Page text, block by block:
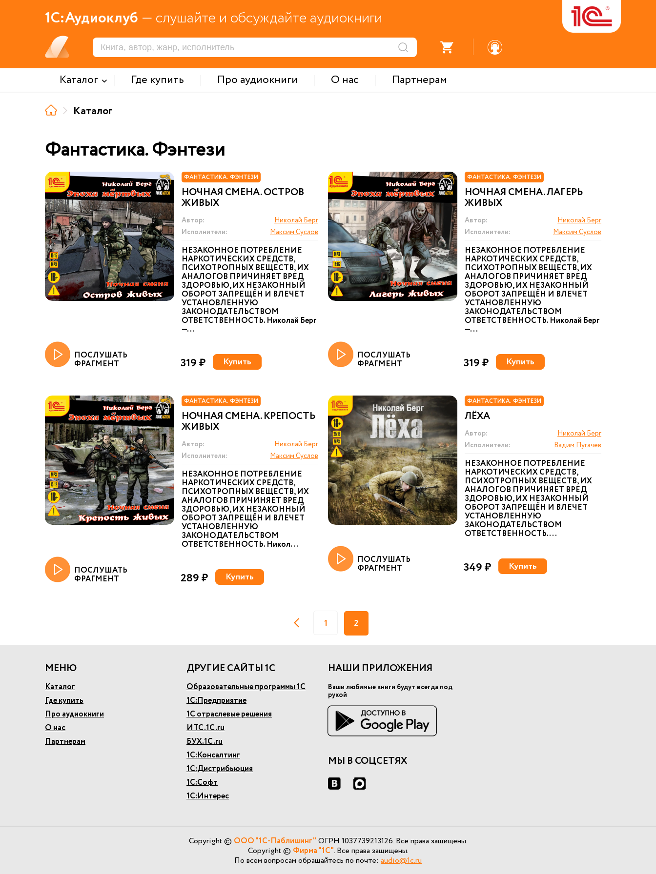
1С:Аудиоклуб — слушайте и обсуждайте аудиокниги
Каталог Где купить Про аудиокниги О нас
Партнерам
Каталог
Фантастика. Фэнтези
ФАНТАСТИКА. ФЭНТЕЗИ
НОЧНАЯ СМЕНА. ОСТРОВ
ЖИВЫХ
Автор:
Николай Берг
Исполнители:
Максим Суслов
НЕЗАКОННОЕ ПОТРЕБЛЕНИЕ
НАРКОТИЧЕСКИХ СРЕДСТВ,
ПСИХОТРОПНЫХ ВЕЩЕСТВ, ИХ
АНАЛОГОВ ПРИЧИНЯЕТ ВРЕД
ЗДОРОВЬЮ, ИХ НЕЗАКОННЫЙ
ОБОРОТ ЗАПРЕЩЁН И ВЛЕЧЕТ
УСТАНОВЛЕННУЮ
ЗАКОНОДАТЕЛЬСТВОМ
ОТВЕТСТВЕННОСТЬ. Николай Берг
—...
ПОСЛУШАТЬ
ФРАГМЕНТ 319 ₽ Купить
ФАНТАСТИКА. ФЭНТЕЗИ
НОЧНАЯ СМЕНА. ЛАГЕРЬ
ЖИВЫХ
Автор:
Николай Берг
Исполнители:
Максим Суслов
НЕЗАКОННОЕ ПОТРЕБЛЕНИЕ
НАРКОТИЧЕСКИХ СРЕДСТВ,
ПСИХОТРОПНЫХ ВЕЩЕСТВ, ИХ
АНАЛОГОВ ПРИЧИНЯЕТ ВРЕД
ЗДОРОВЬЮ, ИХ НЕЗАКОННЫЙ
ОБОРОТ ЗАПРЕЩЁН И ВЛЕЧЕТ
УСТАНОВЛЕННУЮ
ЗАКОНОДАТЕЛЬСТВОМ
ОТВЕТСТВЕННОСТЬ. Николай Берг
—...
ПОСЛУШАТЬ
ФРАГМЕНТ 319 ₽ Купить
ФАНТАСТИКА. ФЭНТЕЗИ
НОЧНАЯ СМЕНА. КРЕПОСТЬ
ЖИВЫХ
Автор:
Николай Берг
Исполнители:
Максим Суслов
НЕЗАКОННОЕ ПОТРЕБЛЕНИЕ
НАРКОТИЧЕСКИХ СРЕДСТВ,
ПСИХОТРОПНЫХ ВЕЩЕСТВ, ИХ
АНАЛОГОВ ПРИЧИНЯЕТ ВРЕД
ЗДОРОВЬЮ, ИХ НЕЗАКОННЫЙ
ОБОРОТ ЗАПРЕЩЁН И ВЛЕЧЕТ
УСТАНОВЛЕННУЮ
ЗАКОНОДАТЕЛЬСТВОМ
ОТВЕТСТВЕННОСТЬ. Никол...
ПОСЛУШАТЬ
ФРАГМЕНТ 289 ₽ Купить
ФАНТАСТИКА. ФЭНТЕЗИ
ЛЁХА
Автор:
Николай Берг
Исполнители:
Вадим Пугачев
НЕЗАКОННОЕ ПОТРЕБЛЕНИЕ
НАРКОТИЧЕСКИХ СРЕДСТВ,
ПСИХОТРОПНЫХ ВЕЩЕСТВ, ИХ
АНАЛОГОВ ПРИЧИНЯЕТ ВРЕД
ЗДОРОВЬЮ, ИХ НЕЗАКОННЫЙ
ОБОРОТ ЗАПРЕЩЁН И ВЛЕЧЕТ
УСТАНОВЛЕННУЮ
ЗАКОНОДАТЕЛЬСТВОМ
ОТВЕТСТВЕННОСТЬ. ...
ПОСЛУШАТЬ
ФРАГМЕНТ 349 ₽ Купить
1 2
МЕНЮ
Каталог
Где купить
Про аудиокниги
О нас
Партнерам
ДРУГИЕ САЙТЫ 1С
Образовательные программы 1С
1С:Предприятие
1С отраслевые решения
ИТС.1С.ru
БУХ.1С.ru
1С:Консалтинг
1С:Дистрибьюция
1С:Софт
1С:Интерес
НАШИ ПРИЛОЖЕНИЯ
Ваши любимые книги будут всегда под
рукой
МЫ В СОЦСЕТЯХ
Copyright © ООО "1С-Паблишинг" ОГРН 1037739213126. Все права защищены.
Copyright © Фирма "1С". Все права защищены.
По всем вопросам обращайтесь по почте: audio@1c.ru